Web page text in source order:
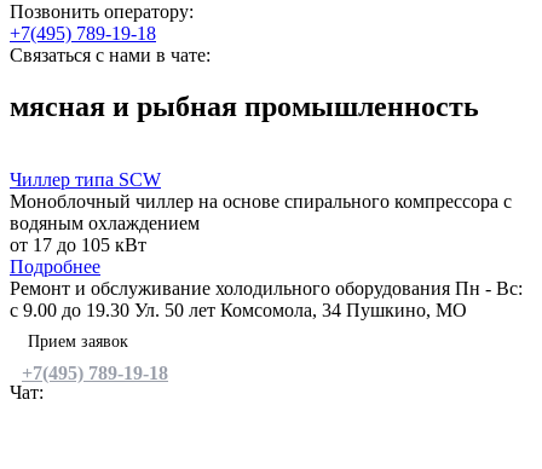
Позвонить оператору:
+7(495) 789-19-18
Связаться с нами в чате:
мясная и рыбная промышленность
Чиллер типа SCW
Моноблочный чиллер на основе спирального компрессора с
водяным охлаждением
от 17 до 105 кВт
Подробнее
Ремонт и обслуживание холодильного оборудования Пн - Вс:
c 9.00 до 19.30 Ул. 50 лет Комсомола, 34 Пушкино, МО
Прием заявок
+7(495) 789-19-18
Чат: